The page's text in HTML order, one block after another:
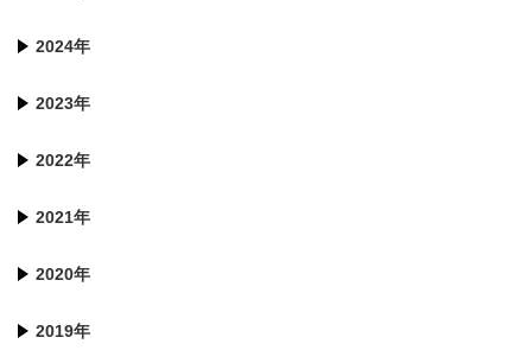
2024年
2023年
2022年
2021年
2020年
2019年